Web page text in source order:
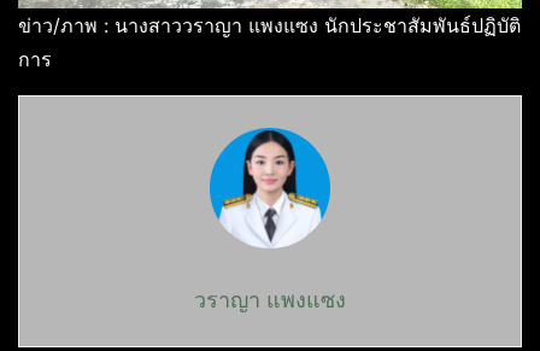
ข่าว/ภาพ : นางสาววราญา แพงแซง นักประชาสัมพันธ์ปฏิบัติ
การ
วราญา แพงแซง